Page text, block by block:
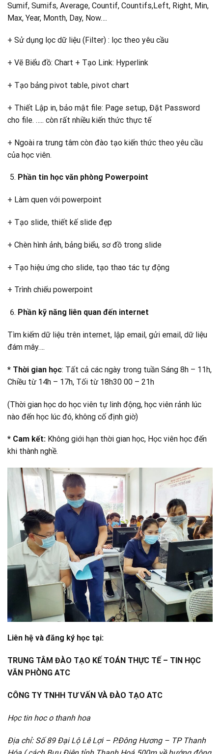
Sumif, Sumifs, Average, Countif, Countifs,Left, Right, Min,
Max, Year, Month, Day, Now….
+ Sử dụng lọc dữ liệu (Filter) : lọc theo yêu cầu
+ Vẽ Biểu đồ: Chart + Tạo Link: Hyperlink
+ Tạo bảng pivot table, pivot chart
+ Thiết Lập in, bảo mật file: Page setup, Đặt Password
cho file. ….. còn rất nhiều kiến thức thực tế
+ Ngoài ra trung tâm còn đào tạo kiến thức theo yêu cầu
của học viên.
Phần tin học văn phòng Powerpoint
+ Làm quen với powerpoint
+ Tạo slide, thiết kế slide đẹp
+ Chèn hình ảnh, bảng biểu, sơ đồ trong slide
+ Tạo hiệu ứng cho slide, tạo thao tác tự động
+ Trình chiếu powerpoint
Phần kỹ năng liên quan đến internet
Tìm kiếm dữ liệu trên internet, lập email, gửi email, dữ liệu
đám mây….
* Thời gian học: Tất cả các ngày trong tuần Sáng 8h – 11h,
Chiều từ 14h – 17h, Tối từ 18h30 00 – 21h
(Thời gian học do học viên tự linh động, học viên rảnh lúc
nào đến học lúc đó, không cố định giờ)
* Cam kết: Không giới hạn thời gian học, Học viên học đến
khi thành nghề.
Liên hệ và đăng ký học tại:
TRUNG TÂM ĐÀO TẠO KẾ TOÁN THỰC TẾ – TIN HỌC
VĂN PHÒNG ATC
CÔNG TY TNHH TƯ VẤN VÀ ĐÀO TẠO ATC
Học tin hoc o thanh hoa
Địa chỉ:Số 89 Đại Lộ Lê Lợi – P.Đông Hương – TP Thanh